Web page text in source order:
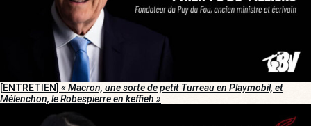
[ENTRETIEN] « Macron, une sorte de petit Turreau en Playmobil, et
Mélenchon, le Robespierre en keffieh »